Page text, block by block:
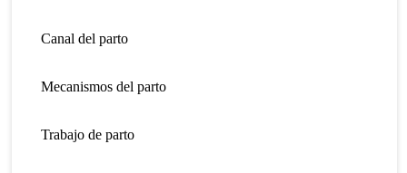
Canal del parto
Mecanismos del parto
Trabajo de parto